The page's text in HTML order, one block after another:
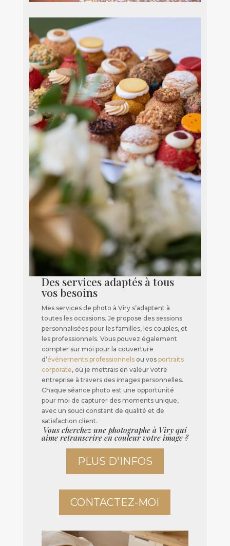
Des services adaptés à tous
vos besoins
Mes services de photo à Viry s’adaptent à
toutes les occasions. Je propose des sessions
personnalisées pour les familles, les couples, et
les professionnels. Vous pouvez également
compter sur moi pour la couverture
d’événements professionnelsou vos portraits
corporate, où je mettrais en valeur votre
entreprise à travers des images personnelles.
Chaque séance photo est une opportunité
pour moi de capturer des moments unique,
avec un souci constant de qualité et de
satisfaction client.
Vous cherchez une photographe à Viry qui
aime retranscrire en couleur votre image ?
PLUS D'INFOS
CONTACTEZ-MOI